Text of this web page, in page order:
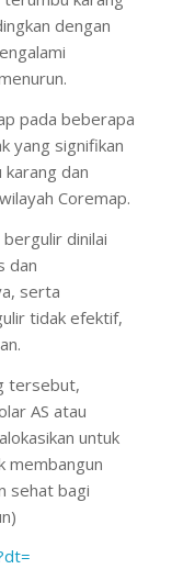
dengan
pada beberapa
yang signifikan
dan
Coremap.
dinilai
dan
serta
tidak efektif,
tersebut,
AS atau
untuk
membangun
sehat bagi